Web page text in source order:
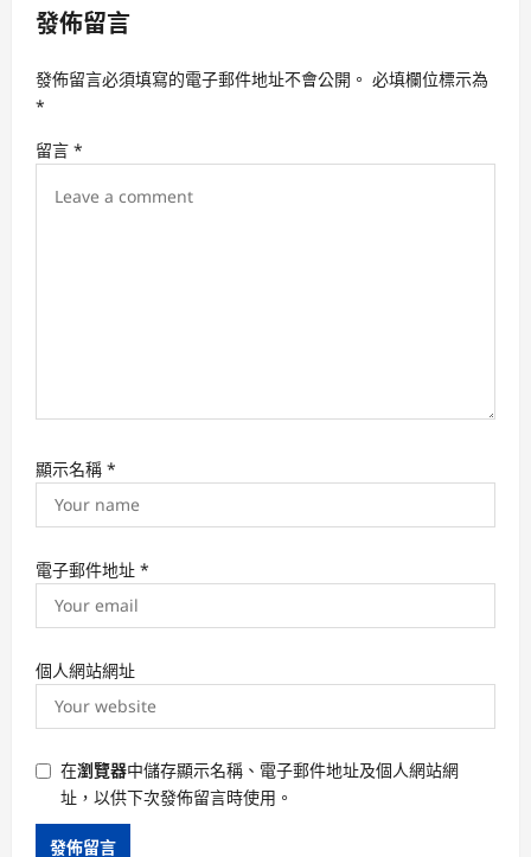
i
a
t
i
發佈留言
發佈留言必須填寫的電子郵件地址不會公開。 必填欄位標示為
*
留言 *
顯示名稱 *
電子郵件地址 *
個人網站網址
在瀏覽器中儲存顯示名稱、電子郵件地址及個人網站網
址，以供下次發佈留言時使用。